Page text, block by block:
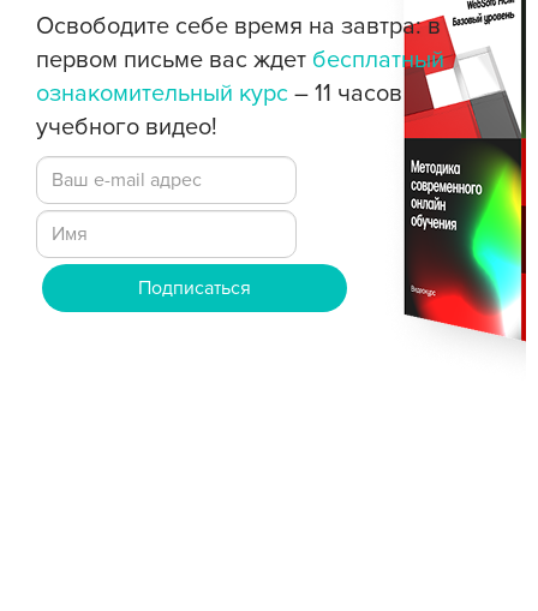
Освободите себе время на завтра: в
первом письме вас ждет бесплатный
ознакомительный курс – 11 часов
учебного видео!